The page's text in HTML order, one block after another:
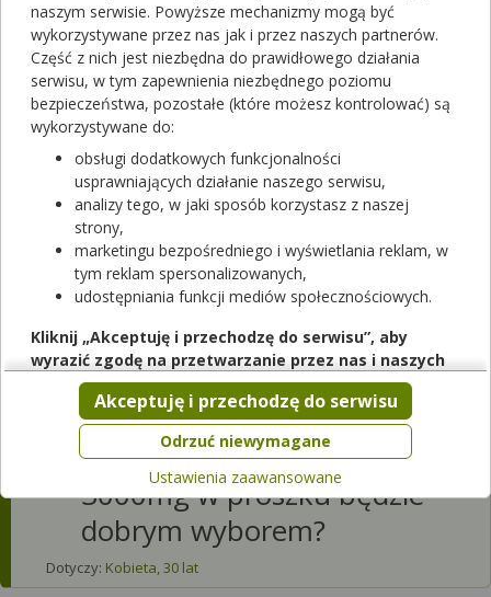
zaobserwowałam
odwapnienie ząbków.
Dziecko nie chce spożywać
w ilości wystarczającej
naturalnych bezmlecznych
produktów bogatych w
wapń. Jaki lek lub
suplement zawiera
odpowienią dla roczniaka
dawkę jonów wapnia, w
dobrze przyswajalnej
formie? Czy cytrynian
wapniaKrystalicznie Czyste
3000mg w proszku będzie
dobrym wyborem?
Dotyczy: Kobieta, 30 lat
naszym serwisie. Powyższe mechanizmy mogą być
wykorzystywane przez nas jak i przez naszych partnerów.
Część z nich jest niezbędna do prawidłowego działania
serwisu, w tym zapewnienia niezbędnego poziomu
bezpieczeństwa, pozostałe (które możesz kontrolować) są
wykorzystywane do:
obsługi dodatkowych funkcjonalności
usprawniających działanie naszego serwisu,
analizy tego, w jaki sposób korzystasz z naszej
strony,
marketingu bezpośredniego i wyświetlania reklam, w
tym reklam spersonalizowanych,
udostępniania funkcji mediów społecznościowych.
Kliknij „Akceptuję i przechodzę do serwisu”, aby
wyrazić zgodę na przetwarzanie przez nas i naszych
partnerów Twoich danych w powyższych celach.
Pamiętaj, że wyrażenie zgody jest dobrowolne, a wyrażoną
zgodę możesz w każdej chwili cofnąć, możesz też wycofać
zgodę na przetwarzanie Twoich danych tylko w niektórych
celach. Jeżeli chcesz dowiedzieć się więcej lub chcesz
przeprowadzić konfigurację szczegółową, to możesz tego
dokonać za pomocą „Ustawień zaawansowanych”.
Więcej informacji na temat wykorzystywania narzędzi
zewnętrznych w naszym serwisie znajdziesz wRegulaminie
Odrzuć niewymagane
Akceptuję i przechodzę do serwisu
Ustawienia zaawansowane